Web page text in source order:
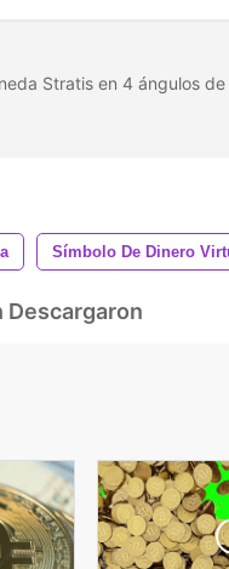
Stratis en 4 ángulos de
Símbolo De Dinero
Descargaron